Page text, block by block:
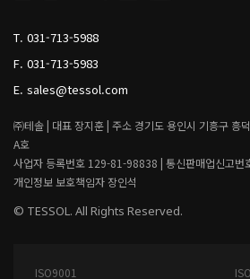
T. 031-713-5988
F. 031-713-5983
E. sales@tessol.com
㈜테솔 | 대표 장지훈 | 주소 경기도 용인시 기흥구 흥
A호
사업자 등록번호 129-81-98838 | 통신판매업신고
개인정보 보호책임자 장인석
© TESSOL. All Rights Reserved.
ISO9001